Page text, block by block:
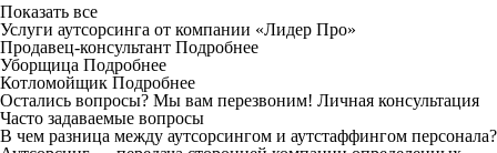
Показать все
Услуги аутсорсинга от компании «Лидер Про»
Продавец-консультант Подробнее
Уборщица Подробнее
Котломойщик Подробнее
Остались вопросы? Мы вам перезвоним! Личная консультация
Часто задаваемые вопросы
В чем разница между аутсорсингом и аутстаффингом персонала?